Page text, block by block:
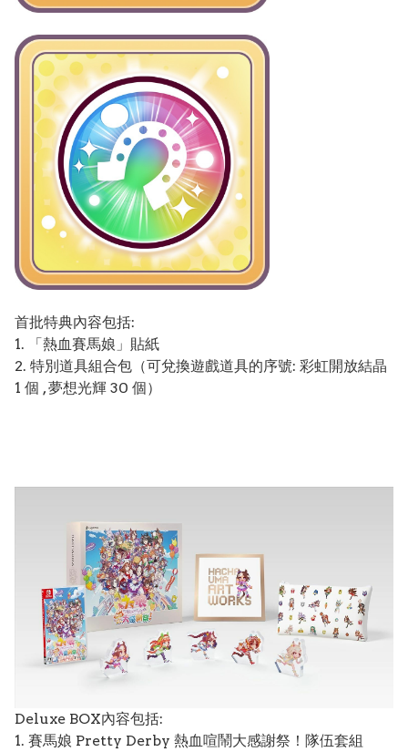
首批特典內容包括:
1. 「熱血賽馬娘」貼紙
2. 特別道具組合包（可兌換遊戲道具的序號: 彩虹開放結晶
1 個 , 夢想光輝 30 個）
Deluxe BOX內容包括:
1. 賽馬娘 Pretty Derby 熱血喧鬧大感謝祭！隊伍套組